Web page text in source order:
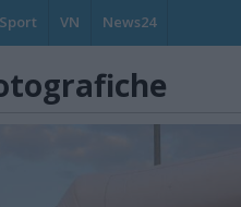
Sport VN News24